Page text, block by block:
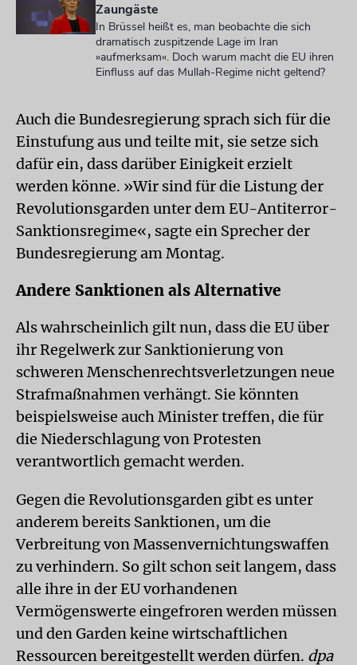
Zaungäste
In Brüssel heißt es, man beobachte die sich
dramatisch zuspitzende Lage im Iran
»aufmerksam«. Doch warum macht die EU ihren
Einfluss auf das Mullah-Regime nicht geltend?
Auch die Bundesregierung sprach sich für die
Einstufung aus und teilte mit, sie setze sich
dafür ein, dass darüber Einigkeit erzielt
werden könne. »Wir sind für die Listung der
Revolutionsgarden unter dem EU-Antiterror-
Sanktionsregime«, sagte ein Sprecher der
Bundesregierung am Montag.
Andere Sanktionen als Alternative
Als wahrscheinlich gilt nun, dass die EU über
ihr Regelwerk zur Sanktionierung von
schweren Menschenrechtsverletzungen neue
Strafmaßnahmen verhängt. Sie könnten
beispielsweise auch Minister treffen, die für
die Niederschlagung von Protesten
verantwortlich gemacht werden.
Gegen die Revolutionsgarden gibt es unter
anderem bereits Sanktionen, um die
Verbreitung von Massenvernichtungswaffen
zu verhindern. So gilt schon seit langem, dass
alle ihre in der EU vorhandenen
Vermögenswerte eingefroren werden müssen
und den Garden keine wirtschaftlichen
Ressourcen bereitgestellt werden dürfen. dpa